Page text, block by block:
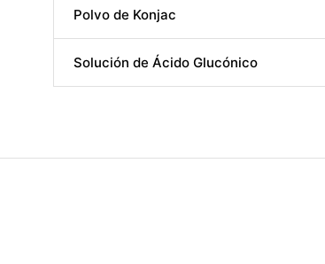
Polvo de Konjac
Solución de Ácido Glucónico